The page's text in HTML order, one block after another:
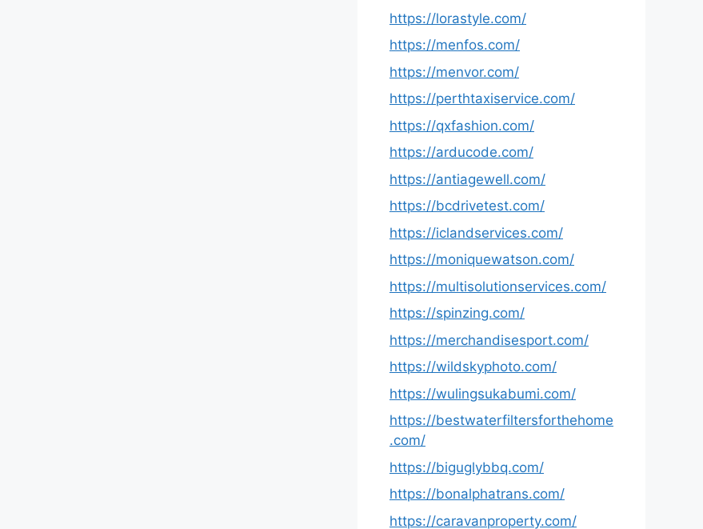
https://lorastyle.com/
https://menfos.com/
https://menvor.com/
https://perthtaxiservice.com/
https://qxfashion.com/
https://arducode.com/
https://antiagewell.com/
https://bcdrivetest.com/
https://iclandservices.com/
https://moniquewatson.com/
https://multisolutionservices.com/
https://spinzing.com/
https://merchandisesport.com/
https://wildskyphoto.com/
https://wulingsukabumi.com/
https://bestwaterfiltersforthehome
.com/
https://biguglybbq.com/
https://bonalphatrans.com/
https://caravanproperty.com/